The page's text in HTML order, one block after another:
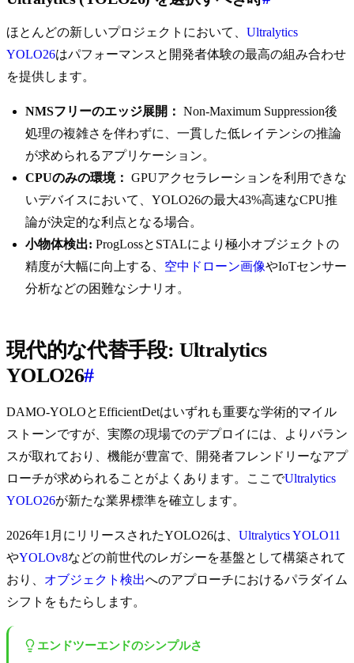
ほとんどの新しいプロジェクトにおいて、 Ultralytics
YOLO26はパフォーマンスと開発者体験の最高の組み合わせ
を提供します。
NMSフリーのエッジ展開： Non-Maximum Suppression後
処理の複雑さを伴わずに、一貫した低レイテンシの推論
が求められるアプリケーション。
CPUのみの環境： GPUアクセラレーションを利用できな
いデバイスにおいて、YOLO26の最大43%高速なCPU推
論が決定的な利点となる場合。
小物体検出: ProgLossとSTALにより極小オブジェクトの
精度が大幅に向上する、 空中ドローン画像やIoTセンサー
分析などの困難なシナリオ。
現代的な代替手段: Ultralytics
YOLO26#
DAMO-YOLOとEfficientDetはいずれも重要な学術的マイル
ストーンですが、実際の現場でのデプロイには、よりバラン
スが取れており、機能が豊富で、開発者フレンドリーなアプ
ローチが求められることがよくあります。ここでUltralytics
YOLO26が新たな業界標準を確立します。
2026年1月にリリースされたYOLO26は、 Ultralytics YOLO11
やYOLOv8などの前世代のレガシーを基盤として構築されて
おり、 オブジェクト検出へのアプローチにおけるパラダイム
シフトをもたらします。
エンドツーエンドのシンプルさ